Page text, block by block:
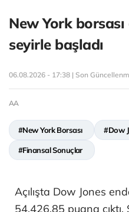
New York borsası
seyirle başladı
06.08.2026 - 17:38 | Son
AA
#New York Borsası #Dow
#Finansal Sonuçlar
Açılışta Dow Jones
54.426,85 puana